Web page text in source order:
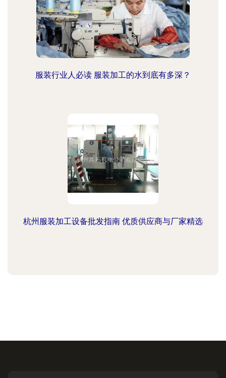
服装行业人必读 服装加工的水到底有多深？
杭州服装加工设备批发指南 优质供应商与厂家精选